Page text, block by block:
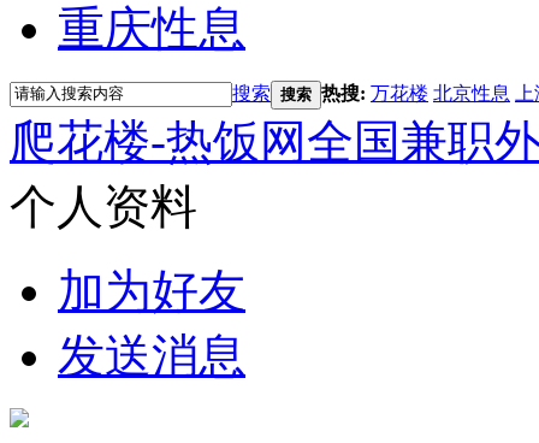
重庆性息
搜索 搜索 热搜: 万花楼 北京性息
爬花楼-热饭网全国兼职
个人资料
加为好友
发送消息